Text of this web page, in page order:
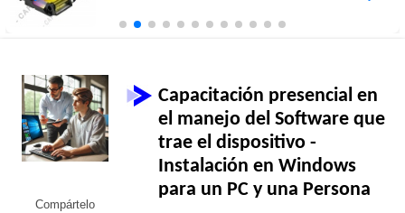
Compártelo
Capacitación presencial en
el manejo del Software que
trae el dispositivo -
Instalación en Windows
para un PC y una Persona